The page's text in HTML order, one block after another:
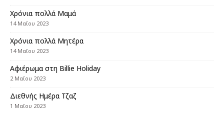
Χρόνια πολλά Μαμά
14 Μαΐου 2023
Χρόνια πολλά Μητέρα
14 Μαΐου 2023
Αφιέρωμα στη Billie Ηoliday
2 Μαΐου 2023
Διεθνής Ημέρα Τζαζ
1 Μαΐου 2023